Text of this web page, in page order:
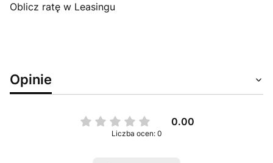
Oblicz ratę w Leasingu
Opinie
0.00
Liczba ocen: 0